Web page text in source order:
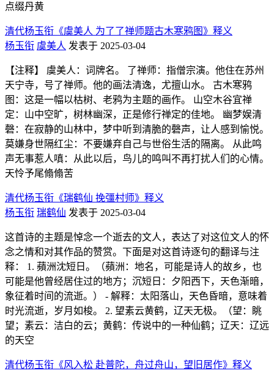
点缀丹黄
清代杨玉衔《虞美人 为了了禅师题古木寒鸦图》释义
杨玉衔 虞美人 发表于 2025-03-04
【注释】 虞美人：词牌名。 了禅师：指僧宗演。他住在苏州
天宁寺，号了禅师。他的画法清逸，尤擅山水。 古木寒鸦
图：这是一幅以枯树、老鸦为主题的画作。 山空木谷宜禅
定：山中空旷，树林幽深，正是修行禅定的佳地。 幽梦娱清
磬：在寂静的山林中，梦中听到清脆的磬声，让人感到愉悦。
莫嫌身世隔红尘：不要嫌弃自己与世俗生活的隔离。 从此鸣
声无事惹人嗔：从此以后，鸟儿的鸣叫不再打扰人们的心情。
天怜予尾翛翛苦
清代杨玉衔《瑞鹤仙 挽彊村师》释义
杨玉衔 瑞鹤仙 发表于 2025-03-04
这首诗的主题是悼念一个逝去的文人，表达了对这位文人的怀
念之情和对其作品的赞赏。下面是对这首诗逐句的翻译与注
释： 1. 蘋洲沈短日。（蘋洲：地名，可能是诗人的故乡，也
可能是他曾经居住过的地方；沉短日：夕阳西下，天色渐暗，
象征着时间的流逝。） - 解释：太阳落山，天色昏暗，意味着
时光流逝，岁月如梭。 2. 望素云黄鹤，辽天无极。（望：眺
望；素云：洁白的云；黄鹤：传说中的一种仙鹤；辽天：辽远
的天空
清代杨玉衔《风入松 赴普陀，舟过舟山，望旧居作》释义